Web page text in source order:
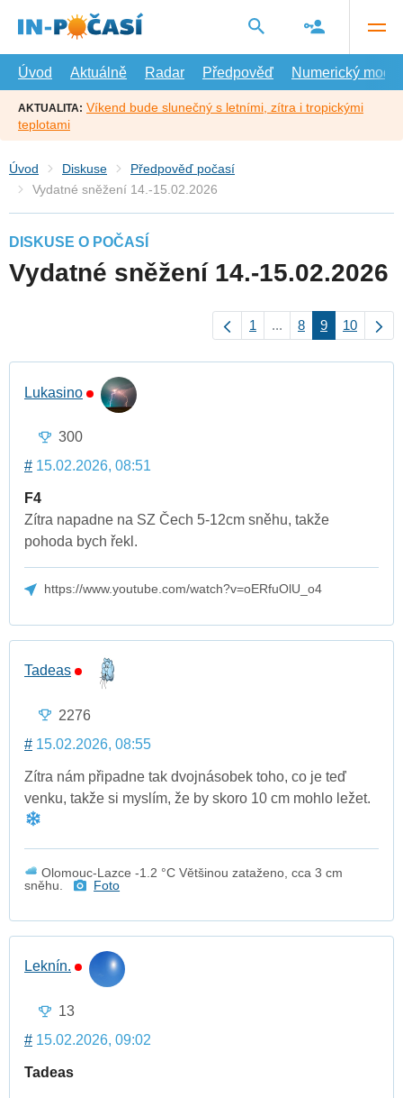
hlavní
Úvod
Aktuálně Radar Předpověď Numerický model
AKTUALITA: Víkend bude slunečný s letními, zítra i tropickými
teplotami
Úvod Diskuse
Předpověď počasí
Vydatné sněžení 14.-15.02.2026
DISKUSE O POČASÍ
Vydatné sněžení 14.-15.02.2026
1 ... 8 9 10
Lukasino
300
# 15.02.2026, 08:51
F4
Zítra napadne na SZ Čech 5-12cm sněhu, takže
pohoda bych řekl.
https://www.youtube.com/watch?v=oERfuOlU_o4
Tadeas
2276
# 15.02.2026, 08:55
Zítra nám připadne tak dvojnásobek toho, co je teď
venku, takže si myslím, že by skoro 10 cm mohlo ležet.
Olomouc-Lazce -1.2 °C Většinou zataženo, cca 3 cm
sněhu.
Foto
Leknín.
13
# 15.02.2026, 09:02
Tadeas